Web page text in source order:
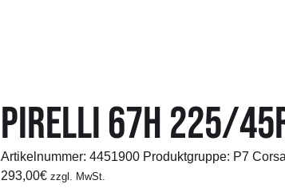
PIRELLI 67H 225/
Artikelnummer: 4451900 Produktgruppe: P7
293,00€ zzgl. MwSt.